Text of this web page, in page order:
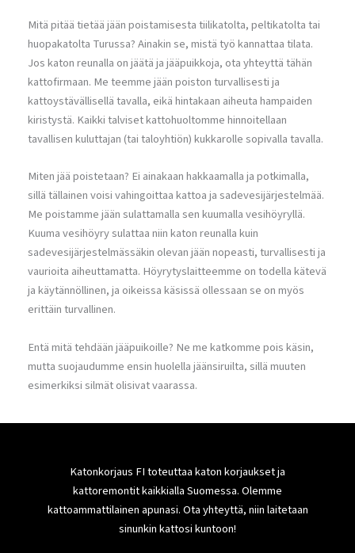
Mitä pitää tietää jään poistamisesta tiilikatolta, peltikatolta tai
huopakatolta Turussa? Ainakin se, mistä työ kannattaa tilata.
Jos katon reunalla on jäätä ja jääpuikkoja, ota yhteyttä tähän
kattofirmaan. Me teemme jään poiston turvallisesti ja
kattoystävällisellä tavalla, eikä hintakaan aiheuta hampaiden
kiristystä. Kaikki talviset kattohuoltomme hinnoitellaan
tavallisen kuluttajan (tai taloyhtiön) kukkarolle sopivalla tavalla.
Miten jää poistetaan? Ei ainakaan hakkaamalla ja potkimalla,
sillä tällainen voisi vahingoittaa kattoa ja sadevesijärjestelmää.
Me poistamme jään sulattamalla sen kuumalla vesihöyryllä.
Kuuma vesihöyry sulattaa niin katon reunalla kuin
sadevesijärjestelmässäkin olevan jään nopeasti, turvallisesti ja
vaurioita aiheuttamatta. Höyrytyslaitteemme on todella kätevä
ja käytännöllinen, ja oikeissa käsissä ollessaan se on myös
erittäin turvallinen.
Entä mitä tehdään jääpuikoille? Ne me katkomme pois käsin,
mutta suojaudumme ensin huolella jäänsiruilta, sillä muuten
esimerkiksi silmät olisivat vaarassa.
Katonkorjaus FI toteuttaa katon korjaukset ja
kattoremontit kaikkialla Suomessa. Olemme
kattoammattilainen apunasi. Ota yhteyttä, niin laitetaan
sinunkin kattosi kuntoon!